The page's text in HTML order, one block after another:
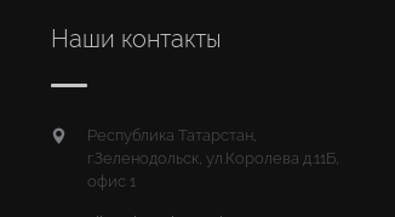
Наши контакты
Республика Татарстан,
г.Зеленодольск, ул.Королева д.11Б,
офис 1